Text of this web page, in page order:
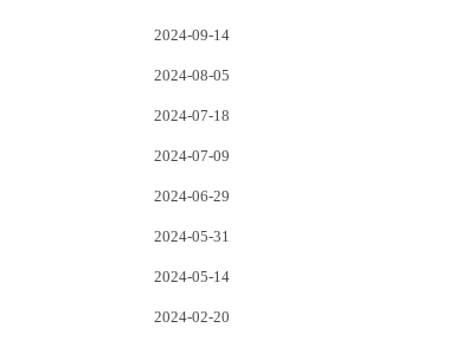
2024-09-14
2024-08-05
2024-07-18
2024-07-09
2024-06-29
2024-05-31
2024-05-14
2024-02-20